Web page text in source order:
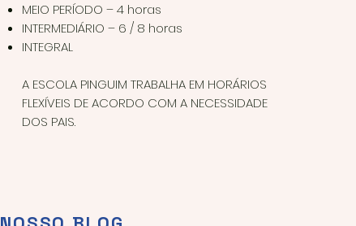
MEIO PERÍODO – 4 horas
INTERMEDIÁRIO – 6 / 8 horas
INTEGRAL
A ESCOLA PINGUIM TRABALHA EM HORÁRIOS
FLEXÍVEIS DE ACORDO COM A NECESSIDADE
DOS PAIS.